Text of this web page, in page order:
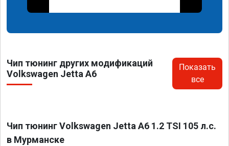
Чип тюнинг других модификаций
Volkswagen Jetta A6
Показать
все
Чип тюнинг Volkswagen Jetta A6 1.2 TSI 105 л.с.
в Мурманске